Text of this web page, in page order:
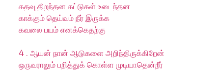
கதவு திறந்தன கட்டுகள் உடைந்தன
காக்கும் தெய்வம் நீர் இருக்க
கவலை பயம் எனக்கெதற்கு
4 . ஆயன் நான் ஆடுகளை அறிந்திருக்கிறேன்
ஒருவராலும் பறித்துக் கொள்ள முடியாதென்றீர்